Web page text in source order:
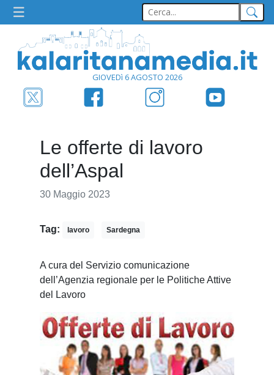
GIOVEDì 6 AGOSTO 2026
Le offerte di lavoro
dell’Aspal
30 Maggio 2023
Tag: lavoro Sardegna
A cura del Servizio comunicazione
dell’Agenzia regionale per le Politiche Attive
del Lavoro